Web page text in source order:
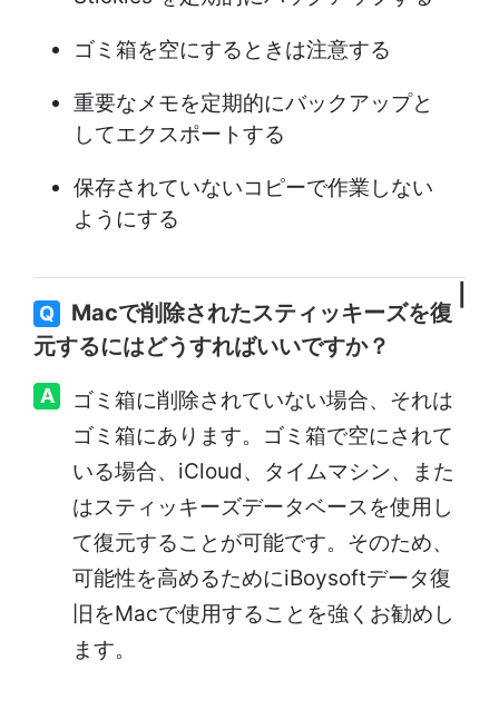
ゴミ箱を空にするときは注意する
重要なメモを定期的にバックアップと
してエクスポートする
保存されていないコピーで作業しない
ようにする
Q
Macで削除されたスティッキーズを復
元するにはどうすればいいですか？
A
ゴミ箱に削除されていない場合、それは
ゴミ箱にあります。ゴミ箱で空にされて
いる場合、iCloud、タイムマシン、また
はスティッキーズデータベースを使用し
て復元することが可能です。そのため、
可能性を高めるためにiBoysoftデータ復
旧をMacで使用することを強くお勧めし
ます。